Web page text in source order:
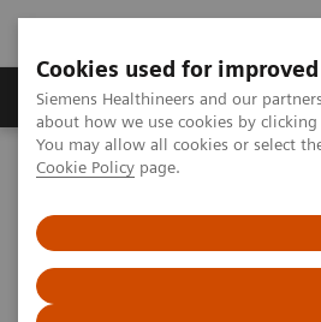
Cookies used for
Siemens Healthineers and our
about how we use cookies by
You may allow all cookies or select
Cookie Policy page.
Produtos e serviços
Siemens Healthineers Brasil
Sistema de